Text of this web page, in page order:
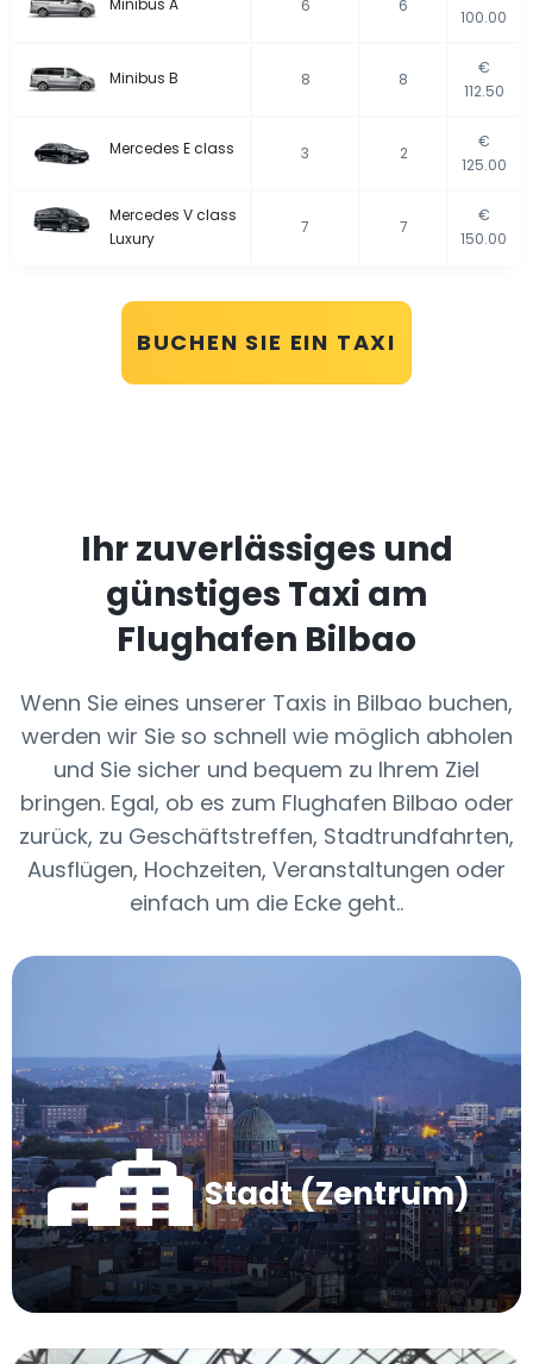
Minibus A 6 6
100.00
Minibus B 8 8
€
112.50
Mercedes E class 3 2
€
125.00
Mercedes V class
Luxury
7 7
€
150.00
BUCHEN SIE EIN TAXI
Ihr zuverlässiges und
günstiges Taxi am
Flughafen Bilbao
Wenn Sie eines unserer Taxis in Bilbao buchen,
werden wir Sie so schnell wie möglich abholen
und Sie sicher und bequem zu Ihrem Ziel
bringen. Egal, ob es zum Flughafen Bilbao oder
zurück, zu Geschäftstreffen, Stadtrundfahrten,
Ausflügen, Hochzeiten, Veranstaltungen oder
einfach um die Ecke geht..
Stadt (Zentrum)